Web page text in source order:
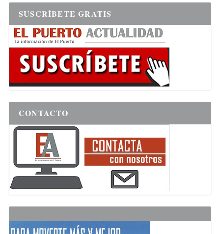
SUSCRÍBETE GRATIS
CONTACTO